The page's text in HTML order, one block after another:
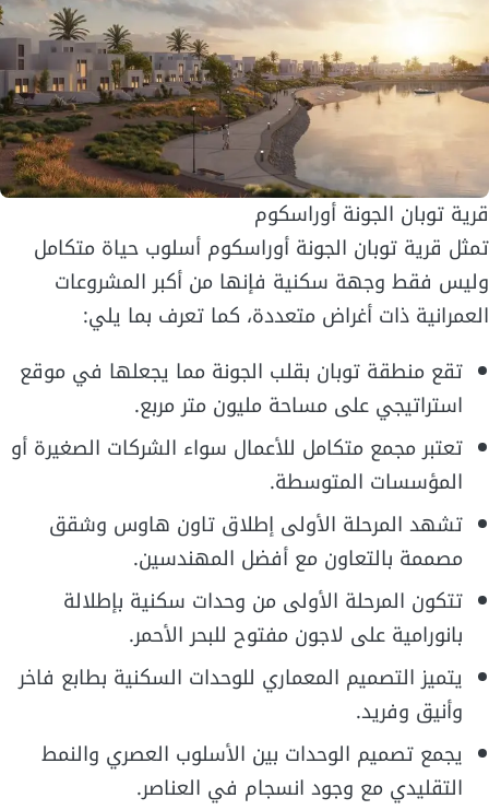
قرية توبان الجونة أوراسكوم
تمثل قرية توبان الجونة أوراسكوم أسلوب حياة متكامل
وليس فقط وجهة سكنية فإنها من أكبر المشروعات
العمرانية ذات أغراض متعددة، كما تعرف بما يلي:
تقع منطقة توبان بقلب الجونة مما يجعلها في موقع
استراتيجي على مساحة مليون متر مربع.
تعتبر مجمع متكامل للأعمال سواء الشركات الصغيرة أو
المؤسسات المتوسطة.
تشهد المرحلة الأولى إطلاق تاون هاوس وشقق
مصممة بالتعاون مع أفضل المهندسين.
تتكون المرحلة الأولى من وحدات سكنية بإطلالة
بانورامية على لاجون مفتوح للبحر الأحمر.
يتميز التصميم المعماري للوحدات السكنية بطابع فاخر
وأنيق وفريد.
يجمع تصميم الوحدات بين الأسلوب العصري والنمط
التقليدي مع وجود انسجام في العناصر.